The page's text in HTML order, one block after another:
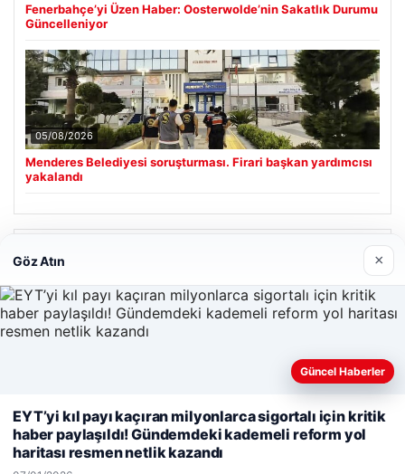
Fenerbahçe’yi Üzen Haber: Oosterwolde’nin Sakatlık Durumu
Güncelleniyor
05/08/2026
Menderes Belediyesi soruşturması. Firari başkan yardımcısı
yakalandı
Hastaş Beton
26/05/2026
© 2026 Haber Geldi – Güncel Haberler
deneyiminizi kişiselleştirmek ve geliştirmek amacıyla çerezler
kullanıyoruz.Çerez Politikamız
Göz Atın ×
Güncel Haberler
EYT’yi kıl payı kaçıran milyonlarca sigortalı için kritik
haber paylaşıldı! Gündemdeki kademeli reform yol
haritası resmen netlik kazandı